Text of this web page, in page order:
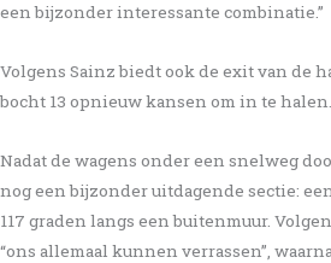
een bijzonder interessante combinatie.”
Volgens Sainz biedt ook de exit van de
bocht 13 opnieuw kansen om in te halen.
Nadat de wagens onder een snelweg
nog een bijzonder uitdagende sectie:
117 graden langs een buitenmuur.
“ons allemaal kunnen verrassen”,